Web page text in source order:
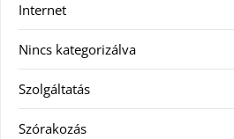
Internet
Nincs kategorizálva
Szolgáltatás
Szórakozás